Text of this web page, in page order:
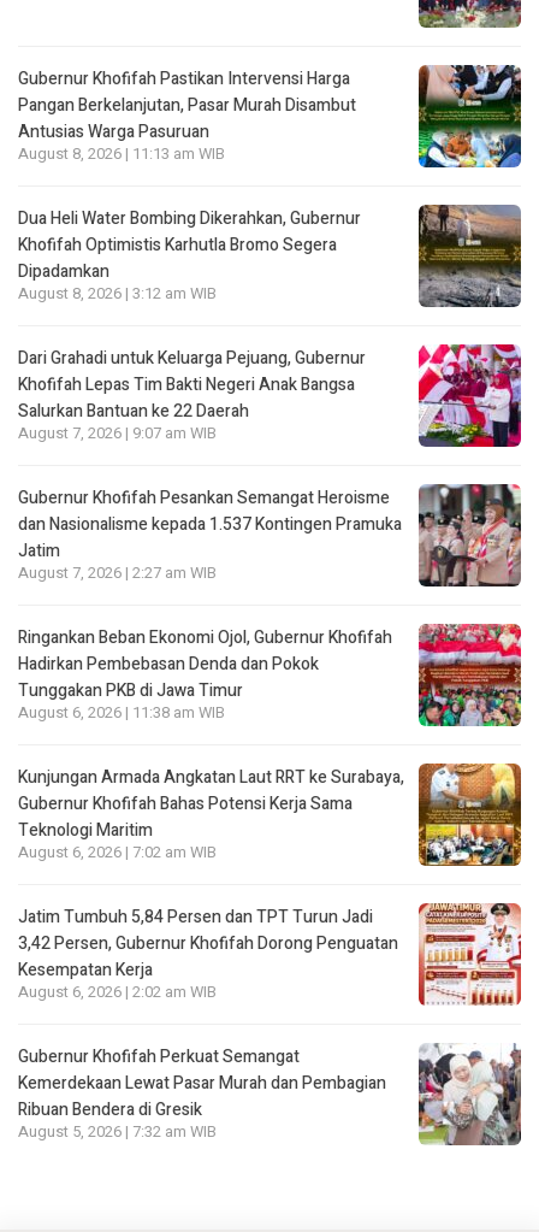
Gubernur Khofifah Pastikan Intervensi Harga
Pangan Berkelanjutan, Pasar Murah Disambut
Antusias Warga Pasuruan
August 8, 2026 | 11:13 am WIB
Dua Heli Water Bombing Dikerahkan, Gubernur
Khofifah Optimistis Karhutla Bromo Segera
Dipadamkan
August 8, 2026 | 3:12 am WIB
Dari Grahadi untuk Keluarga Pejuang, Gubernur
Khofifah Lepas Tim Bakti Negeri Anak Bangsa
Salurkan Bantuan ke 22 Daerah
August 7, 2026 | 9:07 am WIB
Gubernur Khofifah Pesankan Semangat Heroisme
dan Nasionalisme kepada 1.537 Kontingen Pramuka
Jatim
August 7, 2026 | 2:27 am WIB
Ringankan Beban Ekonomi Ojol, Gubernur Khofifah
Hadirkan Pembebasan Denda dan Pokok
Tunggakan PKB di Jawa Timur
August 6, 2026 | 11:38 am WIB
Kunjungan Armada Angkatan Laut RRT ke Surabaya,
Gubernur Khofifah Bahas Potensi Kerja Sama
Teknologi Maritim
August 6, 2026 | 7:02 am WIB
Jatim Tumbuh 5,84 Persen dan TPT Turun Jadi
3,42 Persen, Gubernur Khofifah Dorong Penguatan
Kesempatan Kerja
August 6, 2026 | 2:02 am WIB
Gubernur Khofifah Perkuat Semangat
Kemerdekaan Lewat Pasar Murah dan Pembagian
Ribuan Bendera di Gresik
August 5, 2026 | 7:32 am WIB